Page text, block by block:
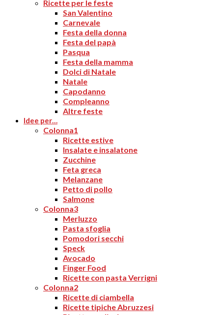
Ricette per le feste
San Valentino
Carnevale
Festa della donna
Festa del papà
Pasqua
Festa della mamma
Dolci di Natale
Natale
Capodanno
Compleanno
Altre feste
Idee per…
Colonna1
Ricette estive
Insalate e insalatone
Zucchine
Feta greca
Melanzane
Petto di pollo
Salmone
Colonna3
Merluzzo
Pasta sfoglia
Pomodori secchi
Speck
Avocado
Finger Food
Ricette con pasta Verrigni
Colonna2
Ricette di ciambella
Ricette tipiche Abruzzesi